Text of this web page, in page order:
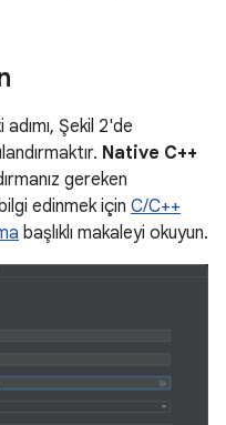
Şekil 2'de
Native C++
gereken
edinmek için C/C++
başlıklı makaleyi okuyun.